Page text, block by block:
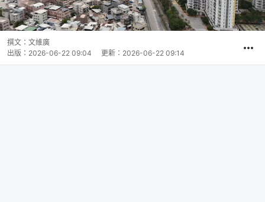
撰文： 文維廣
出版： 2026-06-22 09:04 更新： 2026-06-22 09:14